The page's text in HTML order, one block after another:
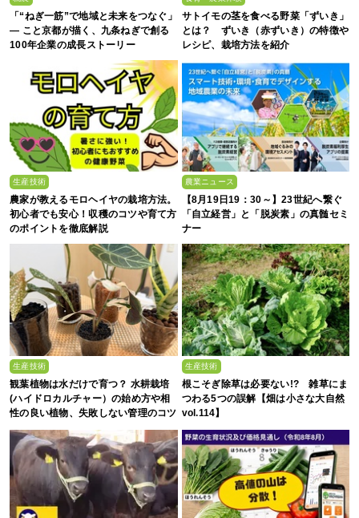
「“ねぎ一筋”で地域と未来をつなぐ」
— こと京都が描く、九条ねぎで創る
100年企業の成長ストーリー
サトイモの茎を食べる野菜「ずいき」
とは？ ずいき（赤ずいき）の特徴や
レシピ、栽培方法を紹介
生産技術
農家が教えるモロヘイヤの栽培方法。
初心者でも安心！収穫のコツや育て方
のポイントを徹底解説
農業ニュース
【8月19日19：30～】23世紀へ繋ぐ
「自立経営」と「脱炭素」の真髄セミ
ナー
生産技術
観葉植物は水だけで育つ？ 水耕栽培
(ハイドロカルチャー）の始め方や相
性の良い植物、失敗しない管理のコツ
まで徹底解説
生産技術
根こそぎ除草は必要ない!? 雑草にま
つわる5つの誤解【畑は小さな大自然
vol.114】